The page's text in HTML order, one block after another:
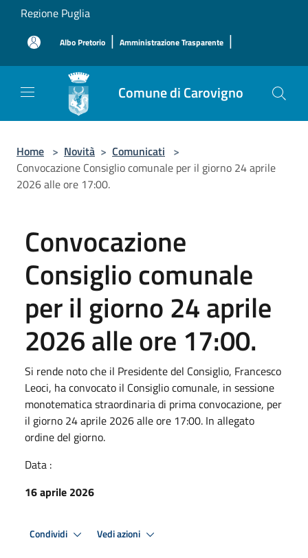
Salta al contenuto principale
Regione Puglia
Albo Pretorio | Amministrazione Trasparente |
Comune di Carovigno
Home > Novità > Comunicati >
Convocazione Consiglio comunale per il giorno 24 aprile
2026 alle ore 17:00.
Convocazione
Consiglio comunale
per il giorno 24 aprile
2026 alle ore 17:00.
Si rende noto che il Presidente del Consiglio, Francesco
Leoci, ha convocato il Consiglio comunale, in sessione
monotematica straordinaria di prima convocazione, per
il giorno 24 aprile 2026 alle ore 17:00. In allegato
ordine del giorno.
Data :
16 aprile 2026
Condividi Vedi azioni